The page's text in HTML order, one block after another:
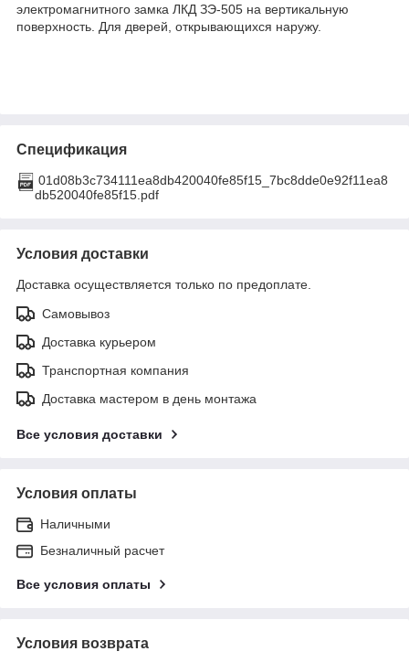
электромагнитного замка ЛКД ЗЭ-505 на вертикальную
поверхность. Для дверей, открывающихся наружу.
Спецификация
01d08b3c734111ea8db420040fe85f15_7bc8dde0e92f11ea8
db520040fe85f15.pdf
Условия доставки
Доставка осуществляется только по предоплате.
Самовывоз
Доставка курьером
Транспортная компания
Доставка мастером в день монтажа
Все условия доставки
Условия оплаты
Наличными
Безналичный расчет
Все условия оплаты
Условия возврата